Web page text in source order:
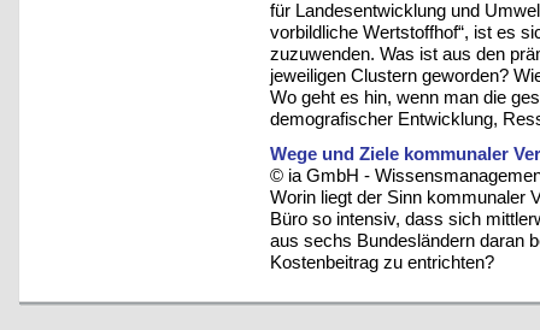
für Landesentwicklung und
vorbildliche Wertstoffhof“, ist es
zuzuwenden. Was ist aus den
jeweiligen Clustern geworden?
Wo geht es hin, wenn man die
demografischer Entwicklung,
Wege und Ziele kommunaler
© ia GmbH -
Worin liegt der Sinn kommunaler
Büro so intensiv, dass sich
aus sechs Bundesländern daran
Kostenbeitrag zu entrichten?